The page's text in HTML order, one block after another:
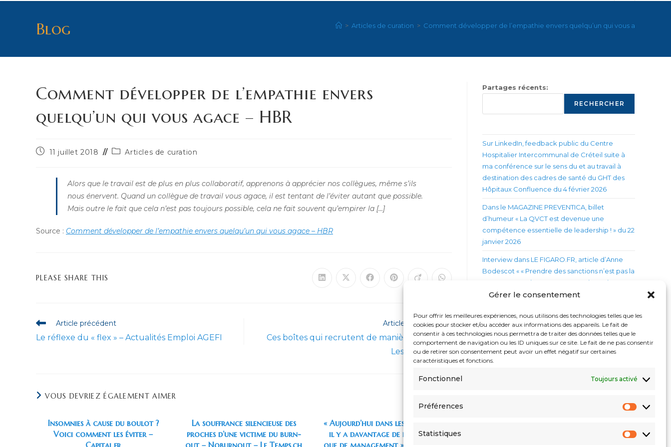
Gérer le consentement
Pour offrir les meilleures expériences, nous utilisons des technologies telles que les
cookies pour stocker et/ou accéder aux informations des appareils. Le fait de
consentir à ces technologies nous permettra de traiter des données telles que le
comportement de navigation ou les ID uniques sur ce site. Le fait de ne pas consentir
ou de retirer son consentement peut avoir un effet négatif sur certaines
caractéristiques et fonctions.
Fonctionnel Toujours activé
Préférences
Statistiques
Blog > Articles de curation > Comment développer de l’empathie envers quelqu’un qui vous agace –
Comment développer de l’empathie envers
quelqu’un qui vous agace – HBR
Publication
11 juillet 2018
PostArticles de curation
Alors que le travail est de plus en plus collaboratif, apprenons à apprécier nos collègues, même s’ils
nous énervent. Quand un collègue de travail vous agace, il est tentant de l’éviter autant que possible.
Mais outre le fait que cela n’est pas toujours possible, cela ne fait souvent qu’empirer la […]
Source : Comment développer de l’empathie envers quelqu’un qui vous agace – HBR
PLEASE SHARE THIS Ouvrir Ouvrir Ouvrir Ouvrir
dans
Ouvrir Ouvrir
Read
articles
Article précédent
Le réflexe du « flex » – Actualités Emploi AGEFI
Article suivant
Ces boîtes qui recrutent de manière décalée –
Les Echos Start
VOUS DEVRIEZ ÉGALEMENT AIMER
Insomnies à cause du boulot ?
Voici comment les éviter –
Capital.fr
La souffrance silencieuse des
proches d’une victime du burn-
out – Noburnout – Le Temps.ch
« Aujourd’hui dans les entreprises
il y a davantage de hiérarchie
que de management » – Courrier
Partages récents:
RECHERCHER
Sur LinkedIn, feedback public du Centre
Hospitalier Intercommunal de Créteil suite à
ma conférence sur le sens du et au travail à
destination des cadres de santé du GHT des
Hôpitaux Confluence du 4 février 2026
Dans le MAGAZINE PREVENTICA, billet
d’humeur « La QVCT est devenue une
compétence essentielle de leadership ! » du 22
janvier 2026
Interview dans LE FIGARO.FR, article d’Anne
Bodescot « « Prendre des sanctions n’est pas la
norme » : que risque une entreprise qui
« couvre » un chef toxique ? » du 7 janvier 2026
DRAGONNE du Planning Familial 21 « La
Ménopause au travail: Qui est concerné.e? » du
20 novembre 2025
Concilier vie personnelle et travail : le fléau
silencieux qui frappe les cadres – L’Express